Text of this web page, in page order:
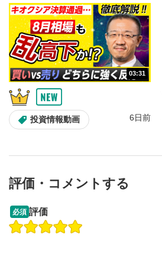
03:31
投資情報動画 6日前
操作説明動画
評価・コメントする
必須 評価